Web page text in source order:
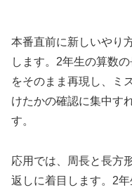
本番直前に新しいやり
します。2年生の算数
をそのまま再現し、ミ
けたかの確認に集中す
す。
応用では、周長と長方
返しに着目します。2